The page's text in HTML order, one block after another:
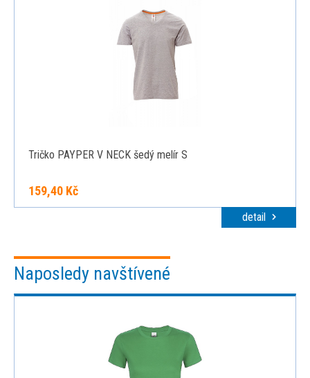
Tričko PAYPER V NECK šedý melír S
159,40 Kč
detail
Naposledy navštívené